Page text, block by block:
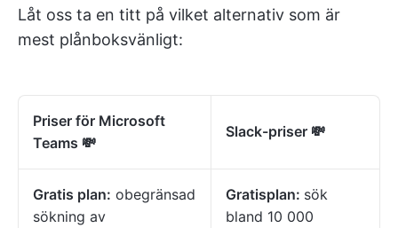
Låt oss ta en titt på vilket alternativ som är
mest plånboksvänligt:
Priser för Microsoft
Teams 💸
Slack-priser 💸
Gratis plan: obegränsad
sökning av
Gratisplan: sök
bland 10 000